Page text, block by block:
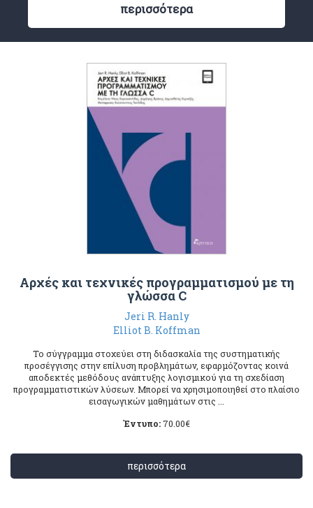
περισσότερα
Αρχές και τεχνικές προγραμματισμού με τη
γλώσσα C
Jeri R. Hanly
Elliot B. Koffman
Το σύγγραμμα στοχεύει στη διδασκαλία της συστηματικής
προσέγγισης στην επίλυση προβλημάτων, εφαρμόζοντας κοινά
αποδεκτές μεθόδους ανάπτυξης λογισμικού για τη σχεδίαση
προγραμματιστικών λύσεων. Μπορεί να χρησιμοποιηθεί στο πλαίσιο
εισαγωγικών μαθημάτων στις ...
Έντυπο: 70.00€
περισσότερα